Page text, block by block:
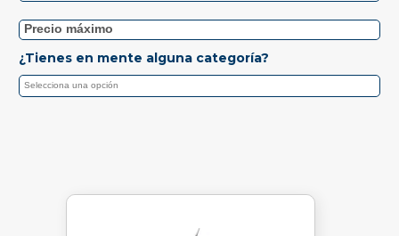
¿Tienes en mente alguna categoría?